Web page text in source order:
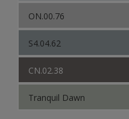
ON.00.76
S4.04.62
CN.02.38
Tranquil Dawn